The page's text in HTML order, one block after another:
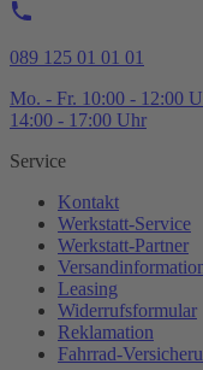
089 125 01 01 01
Mo. - Fr. 10:00 - 12:00
14:00 - 17:00 Uhr
Service
Kontakt
Werkstatt-Service
Werkstatt-Partner
Leasing
Widerrufsformular
Reklamation
Fahrrad-